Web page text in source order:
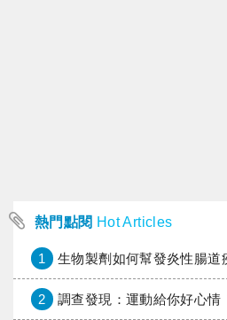
熱門點閱 Hot Articles
1 生物製劑如何幫發炎性腸道疾病患者抗潰瘍
2 調查發現：運動給你好心情